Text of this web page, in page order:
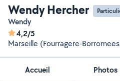
Wendy Hercher
Wendy
4,2/5
Marseille (Fourragere-
Accueil Photos